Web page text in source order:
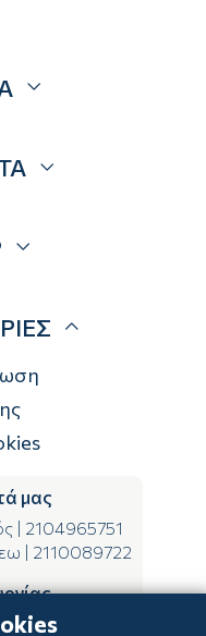
μας
2104965751
2110089722
15:00